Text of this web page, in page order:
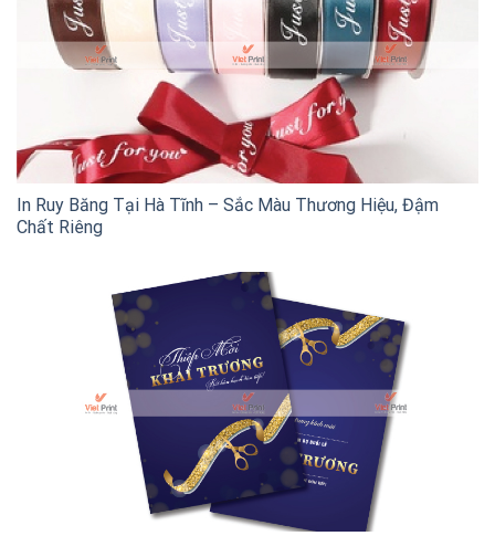
In Ruy Băng Tại Hà Tĩnh – Sắc Màu Thương Hiệu, Đậm
Chất Riêng